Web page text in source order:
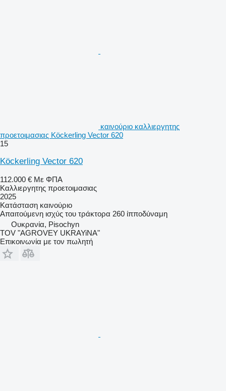
καινούριο καλλιεργητης
προετοιμασιας Köckerling Vector 620
15
Köckerling Vector 620
112.000 € Με ΦΠΑ
Καλλιεργητης προετοιμασιας
2025
Κατάσταση καινούριο
Απαιτούμενη ισχύς του τράκτορα 260 ίπποδύναμη
Ουκρανία, Pisochyn
TOV "AGROVEY UKRAYiNA"
Επικοινωνία με τον πωλητή